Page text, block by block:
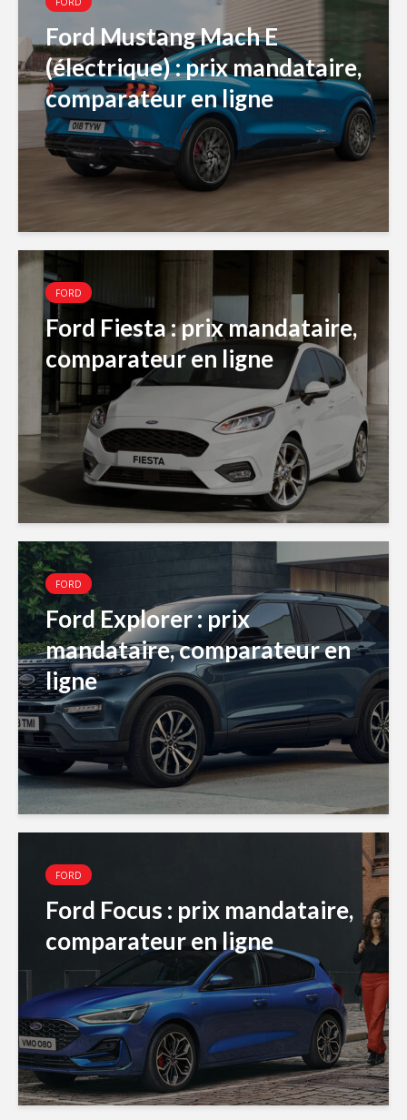
Ford Mustang Mach E
(électrique) : prix mandataire,
comparateur en ligne
FORD
Ford Fiesta : prix mandataire,
comparateur en ligne
FORD
Ford Explorer : prix
mandataire, comparateur en
ligne
FORD
Ford Focus : prix mandataire,
comparateur en ligne